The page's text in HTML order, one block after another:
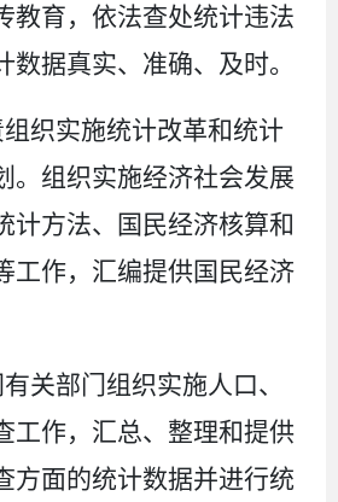
教育，依法查处统计违法
数据真实、准确、及时。
组织实施统计改革和统计
。组织实施经济社会发展
计方法、国民经济核算和
工作，汇编提供国民经济
关部门组织实施人口、
工作，汇总、整理和提供
方面的统计数据并进行统